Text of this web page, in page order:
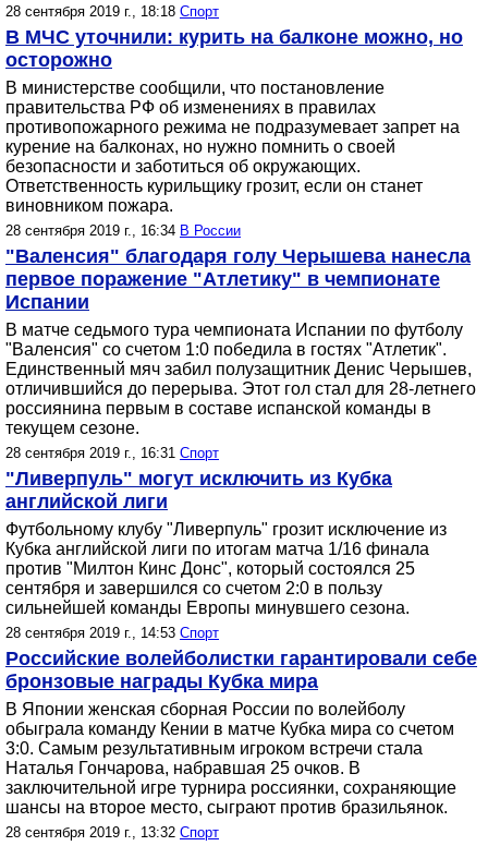
28 сентября 2019 г., 18:18 Спорт
В МЧС уточнили: курить на балконе можно, но
осторожно
В министерстве сообщили, что постановление
правительства РФ об изменениях в правилах
противопожарного режима не подразумевает запрет на
курение на балконах, но нужно помнить о своей
безопасности и заботиться об окружающих.
Ответственность курильщику грозит, если он станет
виновником пожара.
28 сентября 2019 г., 16:34 В России
"Валенсия" благодаря голу Черышева нанесла
первое поражение "Атлетику" в чемпионате
Испании
В матче седьмого тура чемпионата Испании по футболу
"Валенсия" со счетом 1:0 победила в гостях "Атлетик".
Единственный мяч забил полузащитник Денис Черышев,
отличившийся до перерыва. Этот гол стал для 28-летнего
россиянина первым в составе испанской команды в
текущем сезоне.
28 сентября 2019 г., 16:31 Спорт
"Ливерпуль" могут исключить из Кубка
английской лиги
Футбольному клубу "Ливерпуль" грозит исключение из
Кубка английской лиги по итогам матча 1/16 финала
против "Милтон Кинс Донс", который состоялся 25
сентября и завершился со счетом 2:0 в пользу
сильнейшей команды Европы минувшего сезона.
28 сентября 2019 г., 14:53 Спорт
Российские волейболистки гарантировали себе
бронзовые награды Кубка мира
В Японии женская сборная России по волейболу
обыграла команду Кении в матче Кубка мира со счетом
3:0. Самым результативным игроком встречи стала
Наталья Гончарова, набравшая 25 очков. В
заключительной игре турнира россиянки, сохраняющие
шансы на второе место, сыграют против бразильянок.
28 сентября 2019 г., 13:32 Спорт